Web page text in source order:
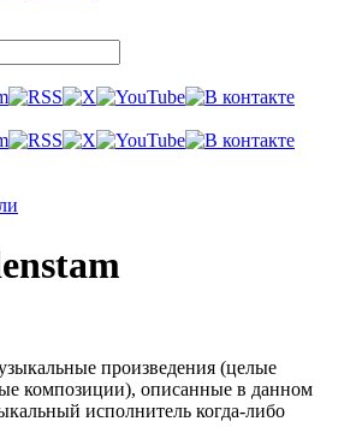
произведения (целые
композиции), описанные в данном
исполнитель когда-либо